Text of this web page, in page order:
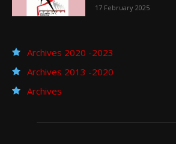
17 February 2025
Archives 2020 -2023
Archives 2013 -2020
Archives